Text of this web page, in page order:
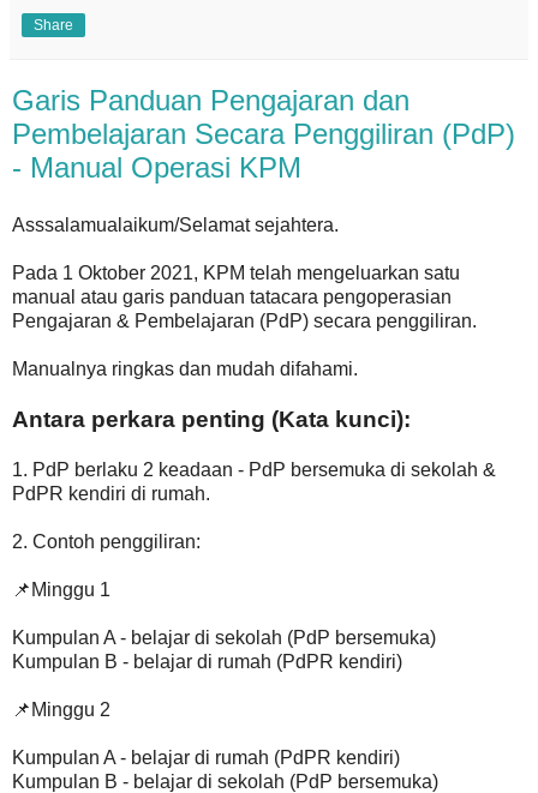
Share
Garis Panduan Pengajaran dan
Pembelajaran Secara Penggiliran (PdP)
- Manual Operasi KPM
Asssalamualaikum/Selamat sejahtera.
Pada 1 Oktober 2021, KPM telah mengeluarkan satu
manual atau garis panduan tatacara pengoperasian
Pengajaran & Pembelajaran (PdP) secara penggiliran.
Manualnya ringkas dan mudah difahami.
Antara perkara penting (Kata kunci):
1. PdP berlaku 2 keadaan - PdP bersemuka di sekolah &
PdPR kendiri di rumah.
2. Contoh penggiliran:
📌Minggu 1
Kumpulan A - belajar di sekolah (PdP bersemuka)
Kumpulan B - belajar di rumah (PdPR kendiri)
📌Minggu 2
Kumpulan A - belajar di rumah (PdPR kendiri)
Kumpulan B - belajar di sekolah (PdP bersemuka)